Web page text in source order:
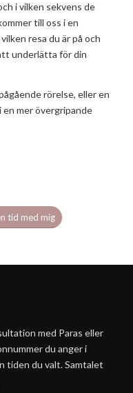
i vilken sekvens de
till oss i en
resa du är på och
underlätta för din
rörelse, eller en
mer övergripande
tid med mig
med Paras eller
du anger i
tiden du valt. Samtalet